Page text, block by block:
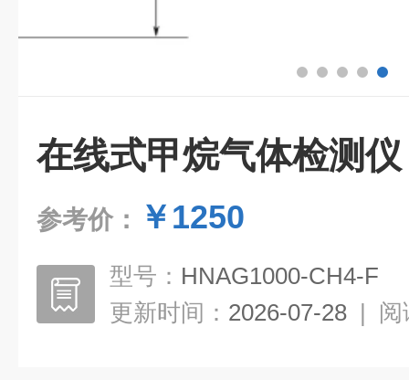
在线式甲烷气体检测仪
参考价： ￥1250
型号： HNAG1000-CH4-F
更新时间： 2026-07-28 | 阅